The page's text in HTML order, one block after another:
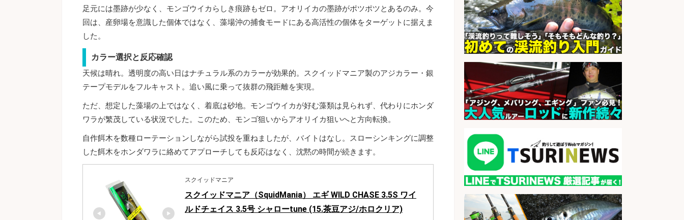
足元には墨跡が少なく、モンゴウイカらしき痕跡もゼロ。アオリイカの墨跡がポツポツとあるのみ。今
回は、産卵場を意識した個体ではなく、藻場沖の捕食モードにある高活性の個体をターゲットに据えま
した。
カラー選択と反応確認
天候は晴れ。透明度の高い日はナチュラル系のカラーが効果的。スクイッドマニア製のアジカラー・銀
テープモデルをフルキャスト。追い風に乗って抜群の飛距離を実現。
ただ、想定した藻場の上ではなく、着底は砂地。モンゴウイカが好む藻類は見られず、代わりにホンダ
ワラが繁茂している状況でした。このため、モンゴ狙いからアオリイカ狙いへと方向転換。
自作餌木を数種ローテーションしながら試投を重ねましたが、バイトはなし。スローシンキングに調整
した餌木をホンダワラに絡めてアプローチしても反応はなく、沈黙の時間が続きます。
スクイッドマニア
スクイッドマニア（SquidMania） エギ WILD CHASE 3.5S ワイ
ルドチェイス 3.5号 シャローtune (15.茶豆アジ/ホロクリア)